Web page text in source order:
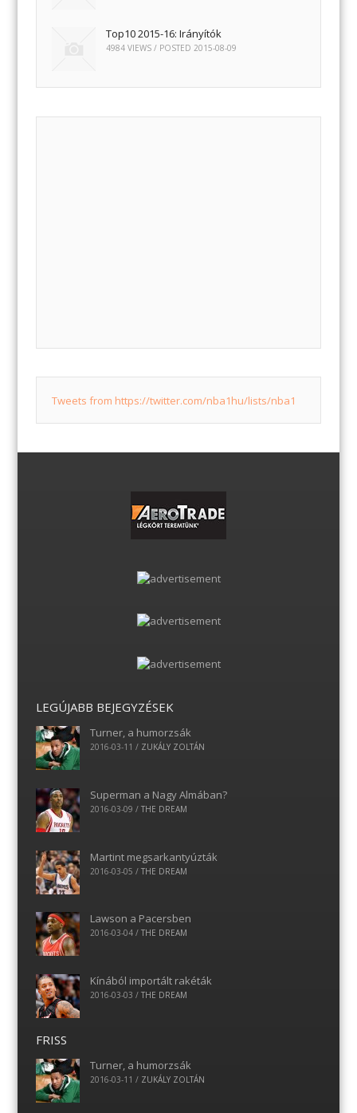
Top10 2015-16: Irányítók
4984 VIEWS / POSTED2015-08-09
Tweets from https://twitter.com/nba1hu/lists/nba1
LEGÚJABB BEJEGYZÉSEK
Turner, a humorzsák
2016-03-11 / ZUKÁLY ZOLTÁN
Superman a Nagy Almában?
2016-03-09 / THE DREAM
Martint megsarkantyúzták
2016-03-05 / THE DREAM
Lawson a Pacersben
2016-03-04/ THE DREAM
Kínából importált rakéták
2016-03-03 / THE DREAM
FRISS
Turner, a humorzsák
2016-03-11 / ZUKÁLY ZOLTÁN